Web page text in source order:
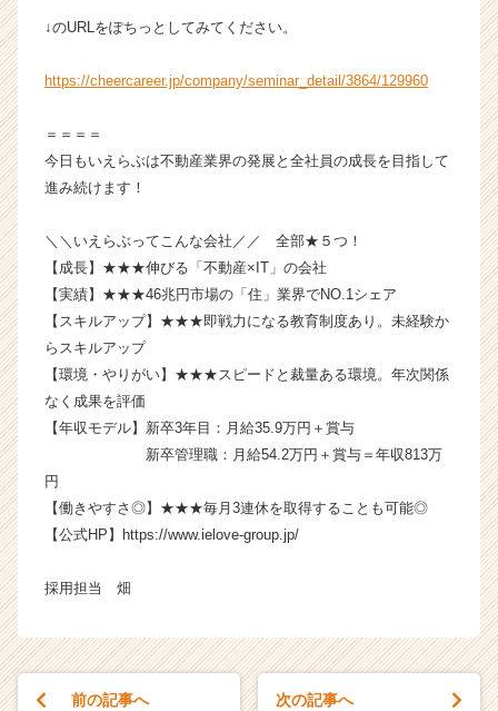
長
業
ス
が
届
く
就
サ
チ
ア
ャ
リ
r
↓のURLをぽちっとしてみてください。
https://cheercareer.jp/company/seminar_detail/3864/129960
＝＝＝＝
今日もいえらぶは不動産業界の発展と全社員の成長を目指して
進み続けます！
＼＼いえらぶってこんな会社／／ 全部★５つ！
【成長】★★★伸びる「不動産×IT」の会社
【実績】★★★46兆円市場の「住」業界でNO.1シェア
【スキルアップ】★★★即戦力になる教育制度あり。未経験か
らスキルアップ
【環境・やりがい】★★★スピードと裁量ある環境。年次関係
なく成果を評価
【年収モデル】新卒3年目：月給35.9万円＋賞与
新卒管理職：月給54.2万円＋賞与＝年収813万
円
【働きやすさ◎】★★★毎月3連休を取得することも可能◎
【公式HP】https://www.ielove-group.jp/
採用担当 畑
前の記事へ 次の記事へ